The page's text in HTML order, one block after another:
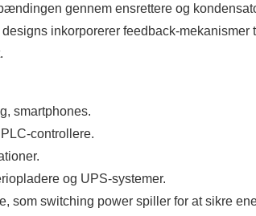
gennem ensrettere og
inkorporerer feedback-mekanismer
smartphones.
controllere.
og UPS-systemer.
som switching power spiller for at sikre